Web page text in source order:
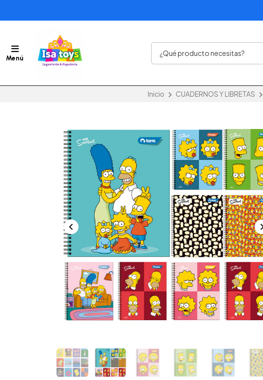
Menú
Inicio CUADERNOS Y LIBRETAS